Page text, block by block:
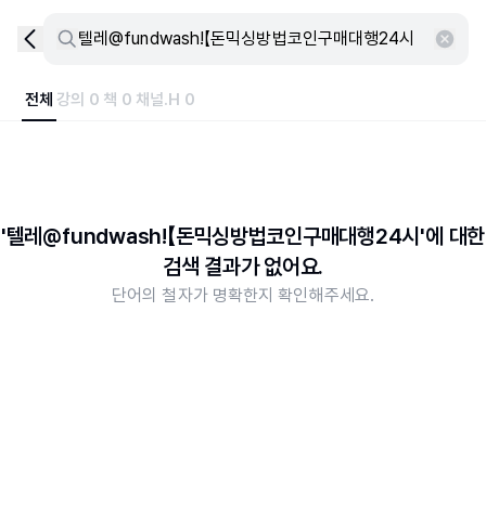
전체 강의 0 책 0 채널.H 0
'텔레@fundwashǃ【돈믹싱방법코인구매대행24시'에 대한
검색 결과가 없어요.
단어의 철자가 명확한지 확인해주세요.